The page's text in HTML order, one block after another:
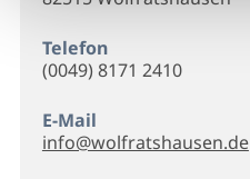
Telefon
(0049) 8171 2410
E-Mail
info@wolfratshausen.de